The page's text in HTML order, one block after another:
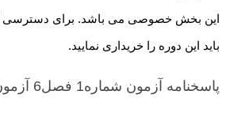
این بخش خصوصی می باشد. برای دسترسی
باید این دوره را خریداری نمایید.
پاسخنامه آزمون شماره1 فصل6